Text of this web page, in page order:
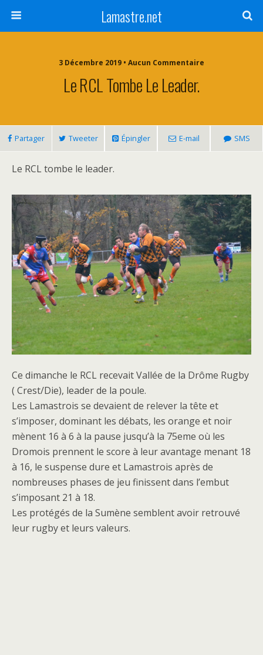
Lamastre.net
3 Décembre 2019 • Aucun Commentaire
Le RCL Tombe Le Leader.
Partager Tweeter Épingler E-mail SMS
Le RCL tombe le leader.
Ce dimanche le RCL recevait Vallée de la Drôme Rugby
( Crest/Die), leader de la poule.
Les Lamastrois se devaient de relever la tête et
s’imposer, dominant les débats, les orange et noir
mènent 16 à 6 à la pause jusqu’à la 75eme où les
Dromois prennent le score à leur avantage menant 18
à 16, le suspense dure et Lamastrois après de
nombreuses phases de jeu finissent dans l’embut
s’imposant 21 à 18.
Les protégés de la Sumène semblent avoir retrouvé
leur rugby et leurs valeurs.